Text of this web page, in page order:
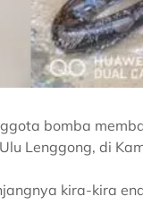
bomba
Lenggong, di
kira-kira